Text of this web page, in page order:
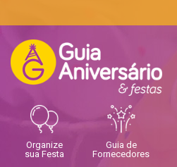
Organize
sua Festa
Guia de
Fornecedores